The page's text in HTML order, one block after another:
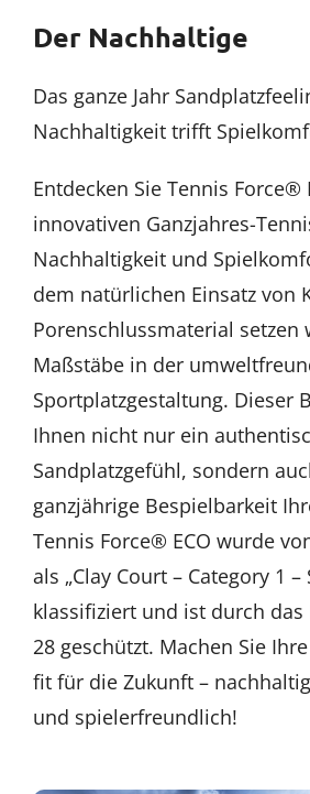
Der Nachhaltige
Das ganze Jahr
Nachhaltigkeit trifft
Entdecken Sie Tennis Force®
innovativen Ganzjahres-
Nachhaltigkeit und
dem natürlichen Einsatz von
Porenschlussmaterial setzen
Maßstäbe in der
Sportplatzgestaltung. Dieser
Ihnen nicht nur ein
Sandplatzgefühl, sondern
ganzjährige Bespielbarkeit
Tennis Force® ECO wurde
als „Clay Court – Category 1 –
klassifiziert und ist durch das
28 geschützt. Machen Sie
fit für die Zukunft –
und spielerfreundlich!